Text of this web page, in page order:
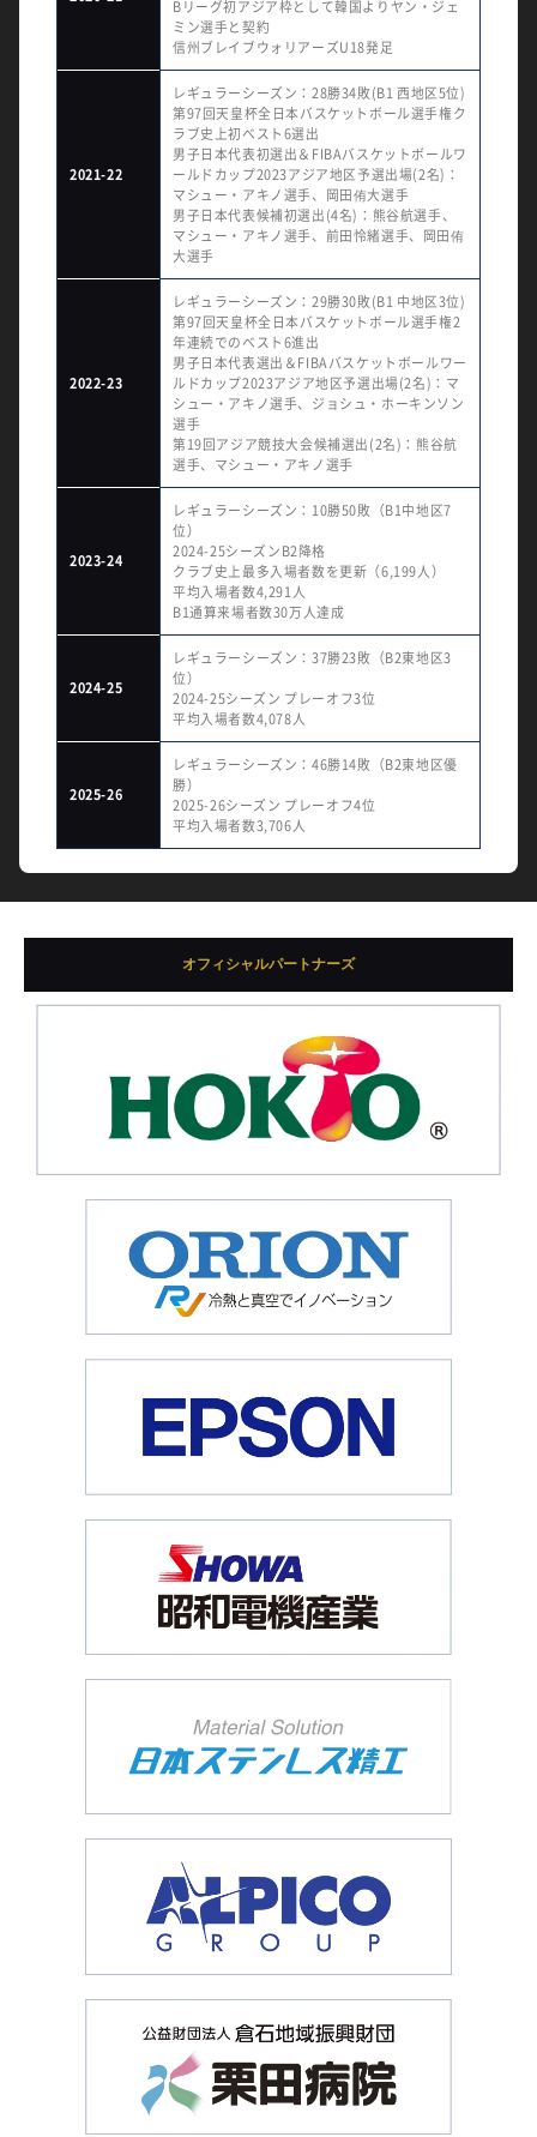
Bリーグ初アジア枠として韓国よりヤン・ジェ
ミン選手と契約
信州ブレイブウォリアーズU18発足
2021-22
レギュラーシーズン：28勝34敗(B1 西地区5位)
第97回天皇杯全日本バスケットボール選手権ク
ラブ史上初ベスト6選出
男子日本代表初選出＆FIBAバスケットボールワ
ールドカップ2023アジア地区予選出場(2名)：
マシュー・アキノ選手、岡田侑大選手
男子日本代表候補初選出(4名)：熊谷航選手、
マシュー・アキノ選手、前田怜緒選手、岡田侑
大選手
2022-23
レギュラーシーズン：29勝30敗(B1 中地区3位)
第97回天皇杯全日本バスケットボール選手権2
年連続でのベスト6進出
男子日本代表選出＆FIBAバスケットボールワー
ルドカップ2023アジア地区予選出場(2名)：マ
シュー・アキノ選手、ジョシュ・ホーキンソン
選手
第19回アジア競技大会候補選出(2名)：熊谷航
選手、マシュー・アキノ選手
2023-24
レギュラーシーズン：10勝50敗（B1中地区7
位）
2024-25シーズンB2降格
クラブ史上最多入場者数を更新（6,199人）
平均入場者数4,291人
B1通算来場者数30万人達成
2024-25
レギュラーシーズン：37勝23敗（B2東地区3
位）
2024-25シーズン プレーオフ3位
平均入場者数4,078人
2025-26
レギュラーシーズン：46勝14敗（B2東地区優
勝）
2025-26シーズン プレーオフ4位
平均入場者数3,706人
オフィシャルパートナーズ